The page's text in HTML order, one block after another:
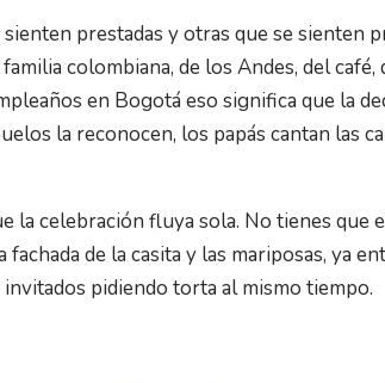
prestadas y otras que se sienten
colombiana, de los Andes, del café,
en Bogotá eso significa que la
la reconocen, los papás cantan las
la celebración fluya sola. No tienes que
fachada de la casita y las mariposas, ya
pidiendo torta al mismo tiempo.